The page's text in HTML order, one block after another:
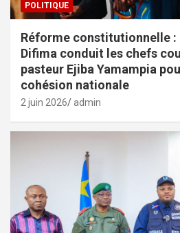
POLITIQUE
Réforme constitutionnelle :
Difima conduit les chefs
pasteur Ejiba Yamampia
cohésion nationale
2 juin 2026 admin